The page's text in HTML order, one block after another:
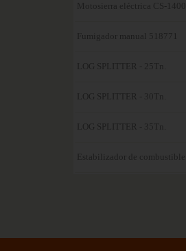
Motosierra eléctrica CS-1400
Fumigador manual 518771
LOG SPLITTER - 25Tn.
LOG SPLITTER - 30Tn.
LOG SPLITTER - 35Tn.
Estabilizador de combustible